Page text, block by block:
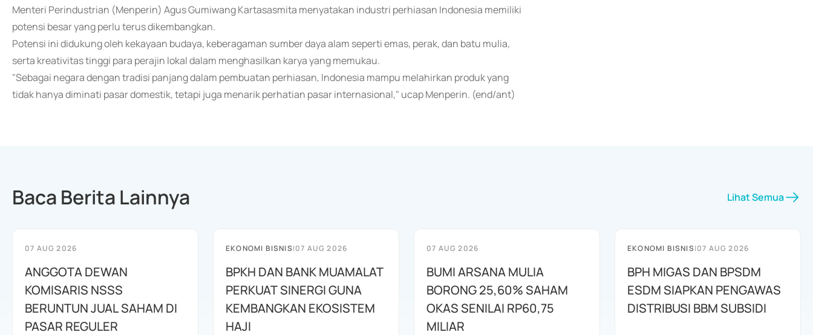
Menteri Perindustrian (Menperin) Agus Gumiwang Kartasasmita menyatakan industri perhiasan Indonesia memiliki
potensi besar yang perlu terus dikembangkan.
Potensi ini didukung oleh kekayaan budaya, keberagaman sumber daya alam seperti emas, perak, dan batu mulia,
serta kreativitas tinggi para perajin lokal dalam menghasilkan karya yang memukau.
"Sebagai negara dengan tradisi panjang dalam pembuatan perhiasan, Indonesia mampu melahirkan produk yang
tidak hanya diminati pasar domestik, tetapi juga menarik perhatian pasar internasional," ucap Menperin. (end/ant)
Baca Berita Lainnya Lihat Semua
07 AUG 2026
ANGGOTA DEWAN
KOMISARIS NSSS
BERUNTUN JUAL SAHAM DI
PASAR REGULER
EKONOMI BISNIS|07 AUG 2026
BPKH DAN BANK MUAMALAT
PERKUAT SINERGI GUNA
KEMBANGKAN EKOSISTEM
HAJI
07 AUG 2026
BUMI ARSANA MULIA
BORONG 25,60% SAHAM
OKAS SENILAI RP60,75
MILIAR
EKONOMI BISNIS|07 AUG 2026
BPH MIGAS DAN BPSDM
ESDM SIAPKAN PENGAWAS
DISTRIBUSI BBM SUBSIDI